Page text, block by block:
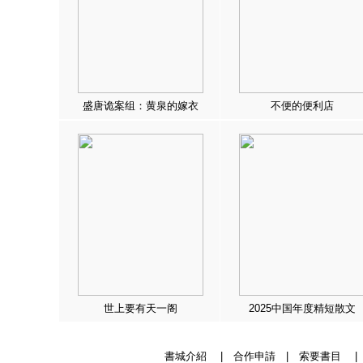
盛唐诡案组：黄泉的嫁衣 不便的便利店
世上要有天一阁 2025中国年度精短散文
書城介紹 合作申請| 索要書目